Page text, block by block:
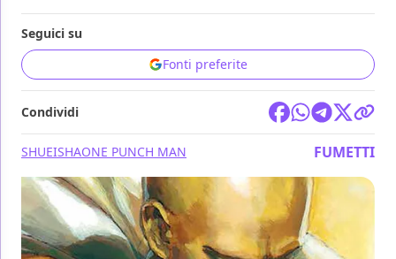
Seguici su
Fonti preferite
Condividi
SHUEISHAONE PUNCH MAN FUMETTI